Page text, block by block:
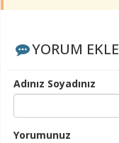
YORUM EKLE
Adınız Soyadınız
Yorumunuz